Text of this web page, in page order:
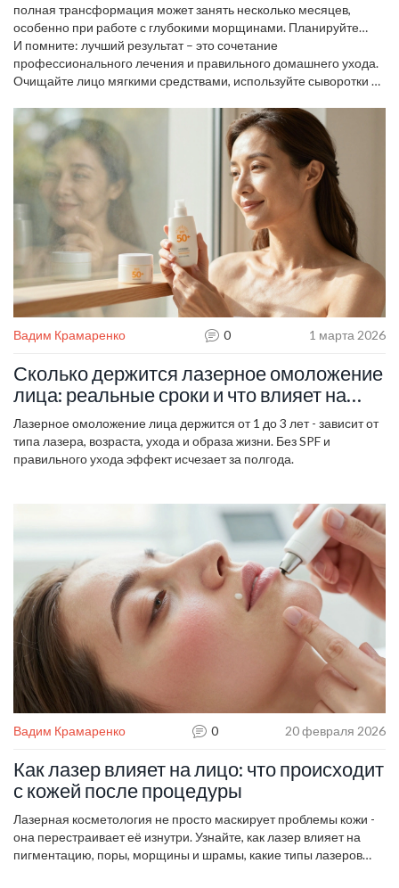
требуется дополнительный курс антибиотиков.
полная трансформация может занять несколько месяцев,
особенно при работе с глубокими морщинами. Планируйте
курс из 3‑5 процедур с интервалом 4‑6 недель – так кожа успеет
восстановиться и усвоить новый коллагеновый каркас.
И помните: лучший результат – это сочетание
профессионального лечения и правильного домашнего ухода.
Очищайте лицо мягкими средствами, используйте сыворотки с
забывайте про регулярный массаж лимфы. Такие простые шаги
помогут продлить эффект лазера и сохранить кожу здоровой
надолго.
Вадим Крамаренко 0 1 марта 2026
Сколько держится лазерное омоложение
лица: реальные сроки и что влияет на
результат
Лазерное омоложение лица держится от 1 до 3 лет - зависит от
типа лазера, возраста, ухода и образа жизни. Без SPF и
правильного ухода эффект исчезает за полгода.
Вадим Крамаренко 0 20 февраля 2026
Как лазер влияет на лицо: что происходит
с кожей после процедуры
Лазерная косметология не просто маскирует проблемы кожи -
она перестраивает её изнутри. Узнайте, как лазер влияет на
пигментацию, поры, морщины и шрамы, какие типы лазеров